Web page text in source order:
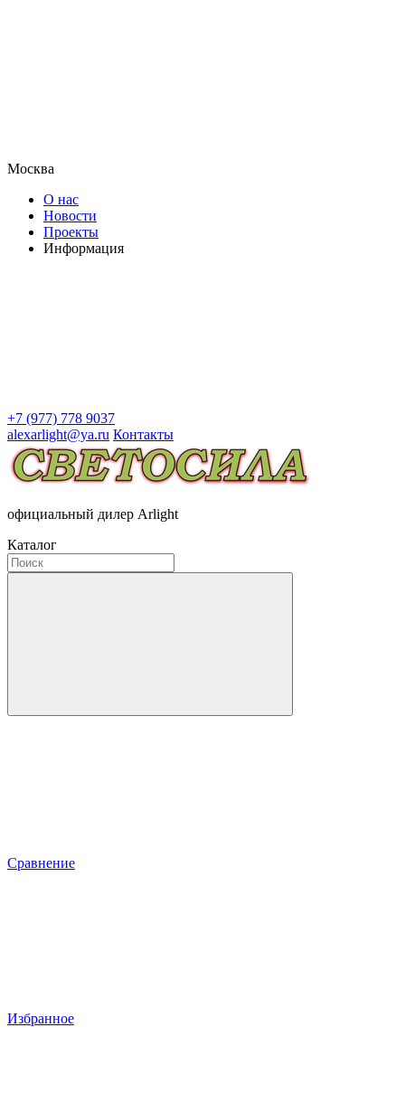
Москва
О нас
Новости
Проекты
Информация
+7 (977) 778 9037
alexarlight@ya.ru Контакты
официальный дилер Arlight
Каталог
Сравнение
Избранное